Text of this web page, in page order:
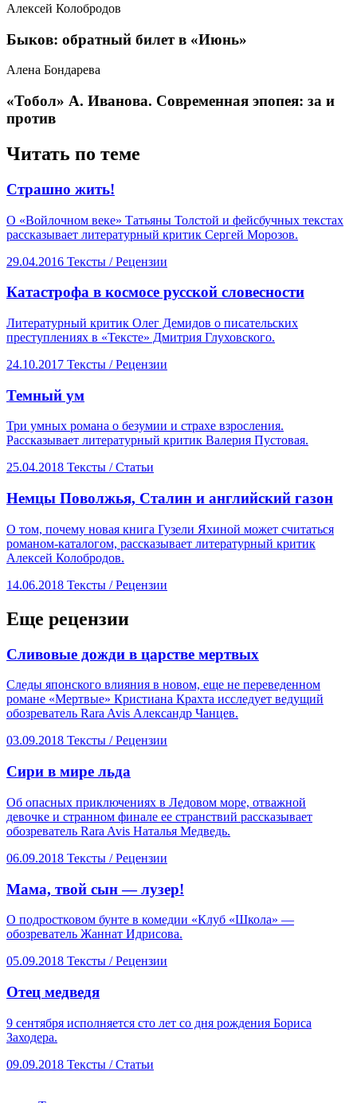
Алексей Колобродов
​Быков: обратный билет в «Июнь»
Алена Бондарева
«Тобол» А. Иванова. Современная эпопея: за и
против
Читать по теме
​Страшно жить!
О «Войлочном веке» Татьяны Толстой и фейсбучных текстах
рассказывает литературный критик Сергей Морозов.
29.04.2016 Тексты /Рецензии
​Катастрофа в космосе русской словесности
Литературный критик Олег Демидов о писательских
преступлениях в «Тексте» Дмитрия Глуховского.
24.10.2017 Тексты /Рецензии
​Темный ум
Три умных романа о безумии и страхе взросления.
Рассказывает литературный критик Валерия Пустовая.
25.04.2018 Тексты /Статьи
​Немцы Поволжья, Сталин и английский газон
О том, почему новая книга Гузели Яхиной может считаться
романом-каталогом, рассказывает литературный критик
Алексей Колобродов.
14.06.2018 Тексты /Рецензии
Еще рецензии
​Сливовые дожди в царстве мертвых
Следы японского влияния в новом, еще не переведенном
романе «Мертвые» Кристиана Крахта исследует ведущий
обозреватель Rara Avis Александр Чанцев.
03.09.2018 Тексты /Рецензии
​Сири в мире льда
Об опасных приключениях в Ледовом море, отважной
девочке и странном финале ее странствий рассказывает
обозреватель Rara Avis Наталья Медведь.
06.09.2018 Тексты /Рецензии
​Мама, твой сын — лузер!
О подростковом бунте в комедии «Клуб «Школа» —
обозреватель Жаннат Идрисова.
05.09.2018 Тексты /Рецензии
​Отец медведя
9 сентября исполняется сто лет со дня рождения Бориса
Заходера.
09.09.2018 Тексты /Статьи